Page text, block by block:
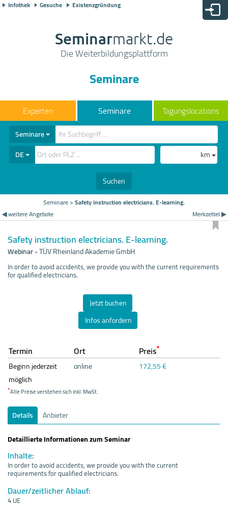
Infothek Gesuche Existenzgründung
Seminarmarkt.de
Die Weiterbildungsplattform
Seminare
Seminare Tagungslocations
Seminare
DE
km
Suchen
Seminare>Safety instruction electricians. E-learning.
◀ weitere Angebote
Merkzettel ▶
Safety instruction electricians. E-learning.
Webinar-TÜV Rheinland Akademie GmbH
In order to avoid accidents, we provide you with the current requirements
for qualified electricians.
Jetzt buchen
Infos anfordern
Termin Ort Preis*
Beginn jederzeit
möglich
online 172,55 €
*Alle Preise verstehen sich inkl. MwSt.
Details
Anbieter
Detaillierte Informationen zum Seminar
Inhalte:
In order to avoid accidents, we provide you with the current
requirements for qualified electricians.
Dauer/zeitlicher Ablauf:
4 UE